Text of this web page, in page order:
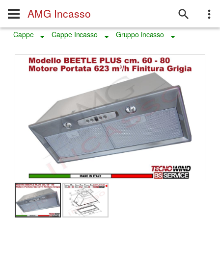
AMG Incasso
Cappe Toggle Dropdown
Cappe Incasso Toggle Dropdown
Gruppo incasso Toggle